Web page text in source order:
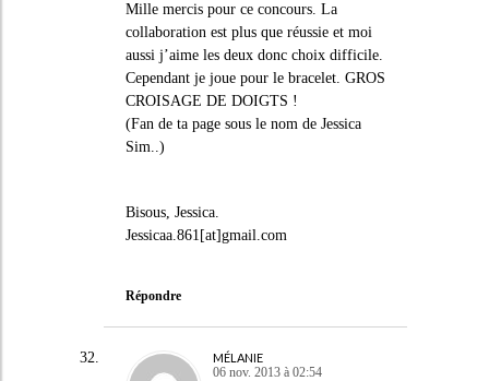
Mille mercis pour ce concours. La
collaboration est plus que réussie et moi
aussi j’aime les deux donc choix difficile.
Cependant je joue pour le bracelet. GROS
CROISAGE DE DOIGTS !
(Fan de ta page sous le nom de Jessica
Sim..)
Bisous, Jessica.
Jessicaa.861[at]gmail.com
Répondre
MÉLANIE
06 nov. 2013 à 02:54